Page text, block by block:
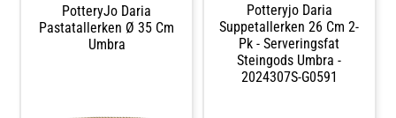
perfekte kombinasjonen. Designet
av Johanna Hampf. Om muggen
fra PotteryJo- Laget av stentøy.-
Finnes i forskjellige farger.- Laget
i Portugal.- Perfekt til
festlighetene.- Skjellformet kant.
Vedlikeholdsinstruksjoner for
PotteryJo Daria
Pastatallerken Ø 35 Cm
Umbra
Potteryjo Daria
Suppetallerken 26 Cm 2-
Pk - Serveringsfat
Steingods Umbra -
2024307S-G0591